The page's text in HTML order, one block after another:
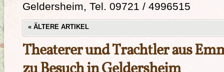
Geldersheim, Tel. 09721 / 4996515
« ÄLTERE ARTIKEL
Theaterer und Trachtler aus